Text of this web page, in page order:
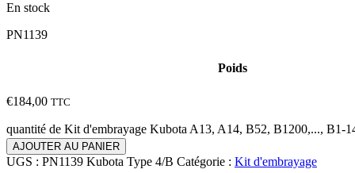
En stock
PN1139
Poids
€184,00 TTC
quantité de Kit d'embrayage Kubota A13, A14, B52, B1200,..., B1-
AJOUTER AU PANIER
UGS : PN1139 Kubota Type 4/B Catégorie : Kit d'embrayage